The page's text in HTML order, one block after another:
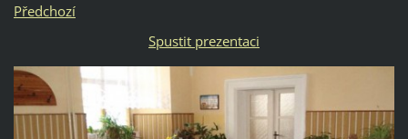
Předchozí
Spustit prezentaci